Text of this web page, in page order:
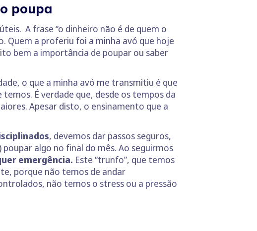
poupa
A frase “o dinheiro não é de quem o
Quem a proferiu foi a minha avó que hoje
bem a importância de poupar ou saber
o que a minha avó me transmitiu é que
É verdade que, desde os tempos da
Apesar disto, o ensinamento que a
, devemos dar passos seguros,
algo no final do mês. Ao seguirmos
emergência. Este “trunfo”, que temos
porque não temos de andar
não temos o stress ou a pressão